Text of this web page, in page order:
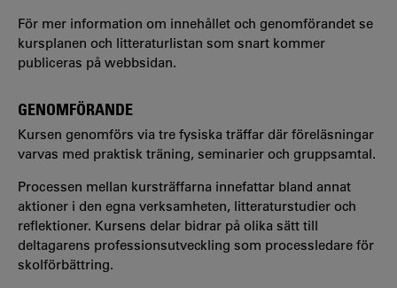
För mer information om innehållet och genomförandet se
kursplanen och litteraturlistan som snart kommer
publiceras på webbsidan.
GENOMFÖRANDE
Kursen genomförs via tre fysiska träffar där föreläsningar
varvas med praktisk träning, seminarier och gruppsamtal.
Processen mellan kursträffarna innefattar bland annat
aktioner i den egna verksamheten, litteraturstudier och
reflektioner. Kursens delar bidrar på olika sätt till
deltagarens professionsutveckling som processledare för
skolförbättring.